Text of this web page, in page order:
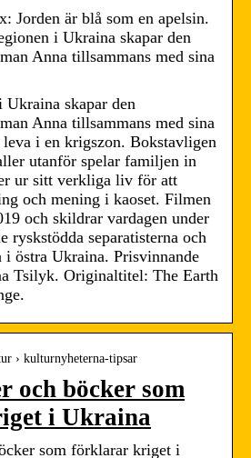
Jorden är blå som en apelsin.
i Ukraina skapar den
Anna tillsammans med sina
skapar den
Anna tillsammans med sina
i en krigszon. Bokstavligen
utanför spelar familjen in
ur sitt verkliga liv för att
och mening i kaoset. Filmen
och skildrar vardagen under
ryskstödda separatisterna och
i östra Ukraina. Prisvinnande
Tsilyk. Originaltitel: The Earth
› kulturnyheterna-tipsar
och böcker som
i Ukraina
som förklarar kriget i